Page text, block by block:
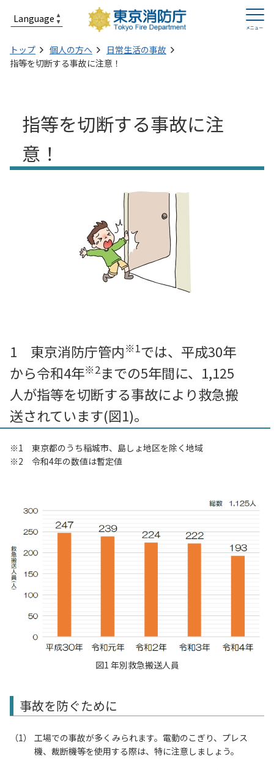
トップ 個人の方へ
日常生活の事故
指等を切断する事故に注意！
指等を切断する事故に注
意！
1 東京消防庁管内※1では、平成30年
から令和4年※2までの5年間に、1,125
人が指等を切断する事故により救急搬
送されています(図1)。
※1 東京都のうち稲城市、島しょ地区を除く地域
※2 令和4年の数値は暫定値
図1 年別救急搬送人員
事故を防ぐために
工場での事故が多くみられます。電動のこぎり、プレス
機、裁断機等を使用する際は、特に注意しましょう。